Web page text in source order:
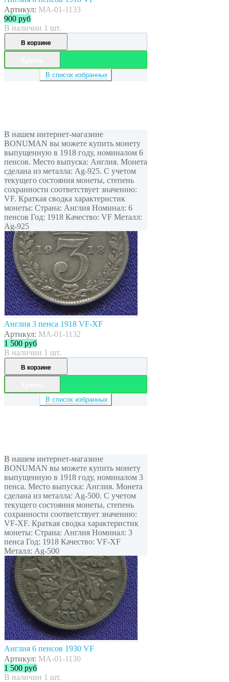
Артикул: MA-01-1133
900 руб
В наличии 1 шт.
В корзине
В список избранных
В нашем интернет-магазине
BONUMAN вы можете купить монету
выпущенную в 1918 году, номиналом 6
пенсов. Место выпуска: Англия. Монета
сделана из металла: Ag-925. С учетом
текущего состояния монеты, степень
сохранности соответствует значению:
VF. Краткая сводка характеристик
монеты: Страна: Англия Номинал: 6
пенсов Год: 1918 Качество: VF Металл:
Ag-925
Англия 3 пенса 1918 VF-XF
Артикул: MA-01-1132
1 500 руб
В наличии 1 шт.
В корзине
В список избранных
В нашем интернет-магазине
BONUMAN вы можете купить монету
выпущенную в 1918 году, номиналом 3
пенса. Место выпуска: Англия. Монета
сделана из металла: Ag-500. С учетом
текущего состояния монеты, степень
сохранности соответствует значению:
VF-XF. Краткая сводка характеристик
монеты: Страна: Англия Номинал: 3
пенса Год: 1918 Качество: VF-XF
Металл: Ag-500
Англия 6 пенсов 1930 VF
Артикул: MA-01-1130
1 500 руб
В наличии 1 шт.